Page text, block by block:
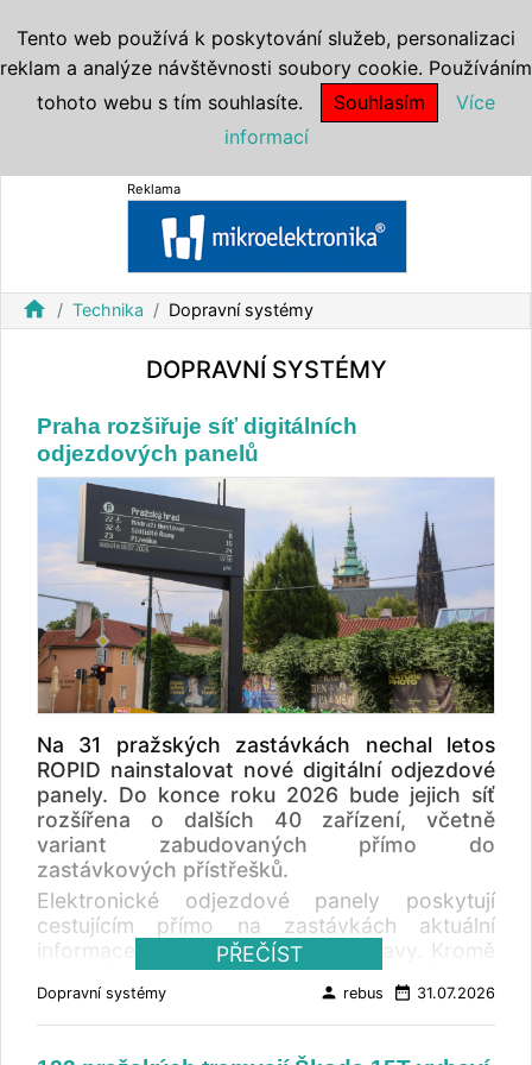
Reklama
home Technika Dopravní systémy
DOPRAVNÍ SYSTÉMY
Praha rozšiřuje síť digitálních
odjezdových panelů
Na 31 pražských zastávkách nechal letos
ROPID nainstalovat nové digitální odjezdové
panely. Do konce roku 2026 bude jejich síť
rozšířena o dalších 40 zařízení, včetně
variant zabudovaných přímo do
zastávkových přístřešků.
Elektronické odjezdové panely poskytují
cestujícím přímo na zastávkách aktuální
informace o provozu veřejné dopravy. Kromě
odjezdů jednotlivých spojů zobrazují také
informace o výlukách, mimořádnostech a
dalších událostech, které mohou ovlivnit
cestování. Praha zároveň připravuje další typy
PŘEČÍST
Dopravní systémy person rebus date_range 31.07.2026
Tento web používá k poskytování služeb, personalizaci
reklam a analýze návštěvnosti soubory cookie. Používáním
tohoto webu s tím souhlasíte.
Souhlasím
Více
informací